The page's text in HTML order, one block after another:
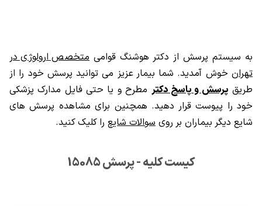
به سیستم پرسش از دکتر هوشنگ قوامی متخصص ارولوژی در
تهران خوش آمدید. شما بیمار عزیز می توانید پرسش خود را از
طریق پرسش و پاسخ دکتر مطرح و یا حتی فایل مدارک پزشکی
خود را پیوست قرار دهید. همچنین برای مشاهده پرسش های
شایع دیگر بیماران بر روی سوالات شایع را کلیک کنید.
کیست کلیه - پرسش 15085